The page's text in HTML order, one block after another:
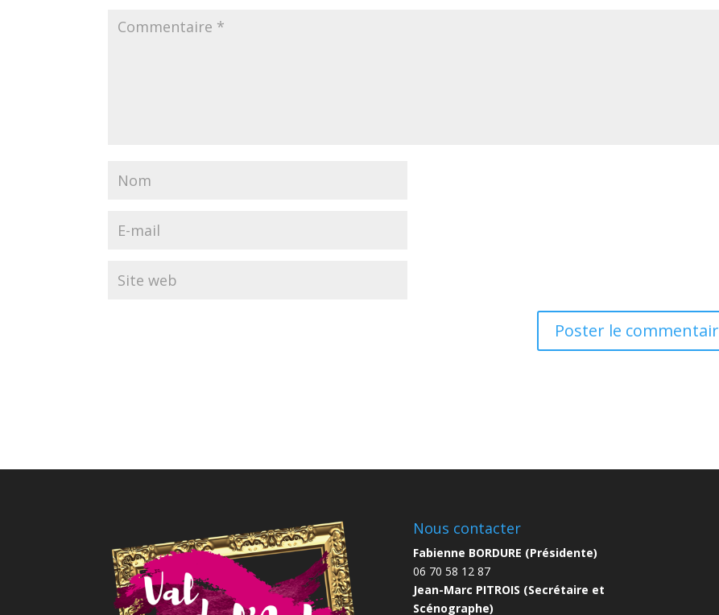
Nous contacter
Fabienne BORDURE (Présidente)
06 70 58 12 87
Jean-Marc PITROIS (Secrétaire et
Scénographe)